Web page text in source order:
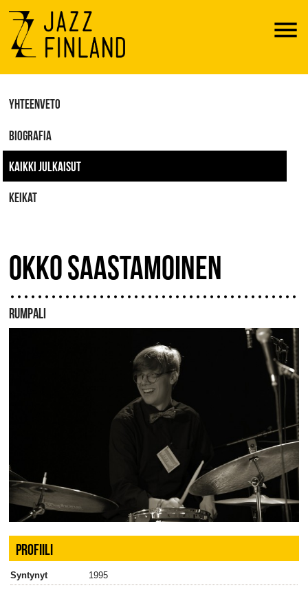
Menu
YHTEENVETO
BIOGRAFIA
KAIKKI JULKAISUT
KEIKAT
OKKO SAASTAMOINEN
RUMPALI
PROFIILI
Syntynyt
1995